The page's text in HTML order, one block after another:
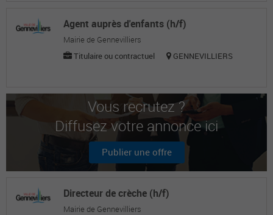
Agent auprès d'enfants (h/f)
Mairie de Gennevilliers
Titulaire ou contractuel
GENNEVILLIERS
Vous recrutez ?
Diffusez votre annonce ici
Publier une offre
Directeur de crèche (h/f)
Mairie de Gennevilliers